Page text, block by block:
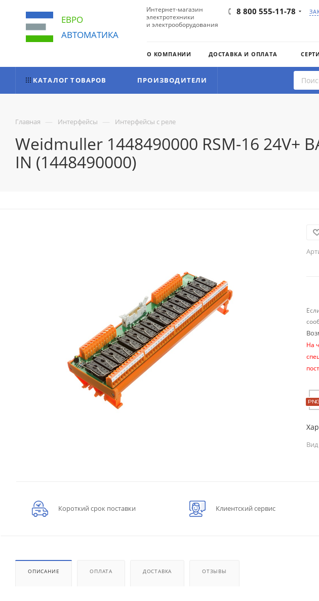
ЕВРО
АВТОМАТИКА
Интернет-магазин
электротехники
и электрооборудования
8 800 555-11-78
О КОМПАНИИ ДОСТАВКА И ОПЛАТА
КАТАЛОГ ТОВАРОВ ПРОИЗВОДИТЕЛИ
Главная — Интерфейсы — Интерфейсы с реле
Weidmuller 1448490000 RSM-16 24V+
IN (1448490000)
На
Вид
Короткий срок поставки Клиентский сервис
ОПИСАНИЕ ОПЛАТА ДОСТАВКА ОТЗЫВЫ